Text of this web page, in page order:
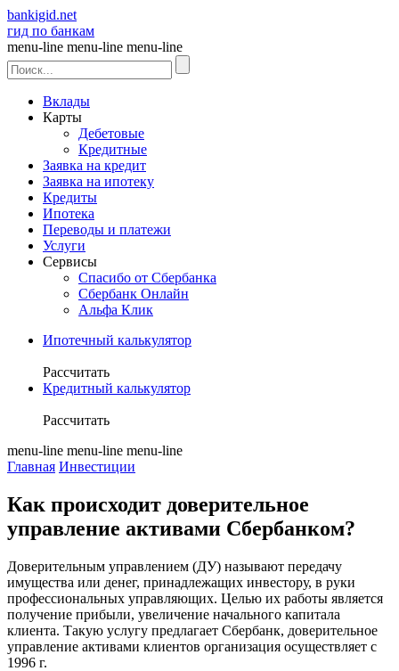
bankigid.net
гид по банкам
menu-line menu-line menu-line
Вклады
Карты
Дебетовые
Кредитные
Заявка на кредит
Заявка на ипотеку
Кредиты
Ипотека
Переводы и платежи
Услуги
Сервисы
Спасибо от Сбербанка
Сбербанк Онлайн
Альфа Клик
Ипотечный калькулятор
Рассчитать
Кредитный калькулятор
Рассчитать
menu-line menu-line menu-line
Главная Инвестиции
Как происходит доверительное
управление активами Сбербанком?
Доверительным управлением (ДУ) называют передачу
имущества или денег, принадлежащих инвестору, в руки
профессиональных управляющих. Целью их работы является
получение прибыли, увеличение начального капитала
клиента. Такую услугу предлагает Сбербанк, доверительное
управление активами клиентов организация осуществляет с
1996 г.